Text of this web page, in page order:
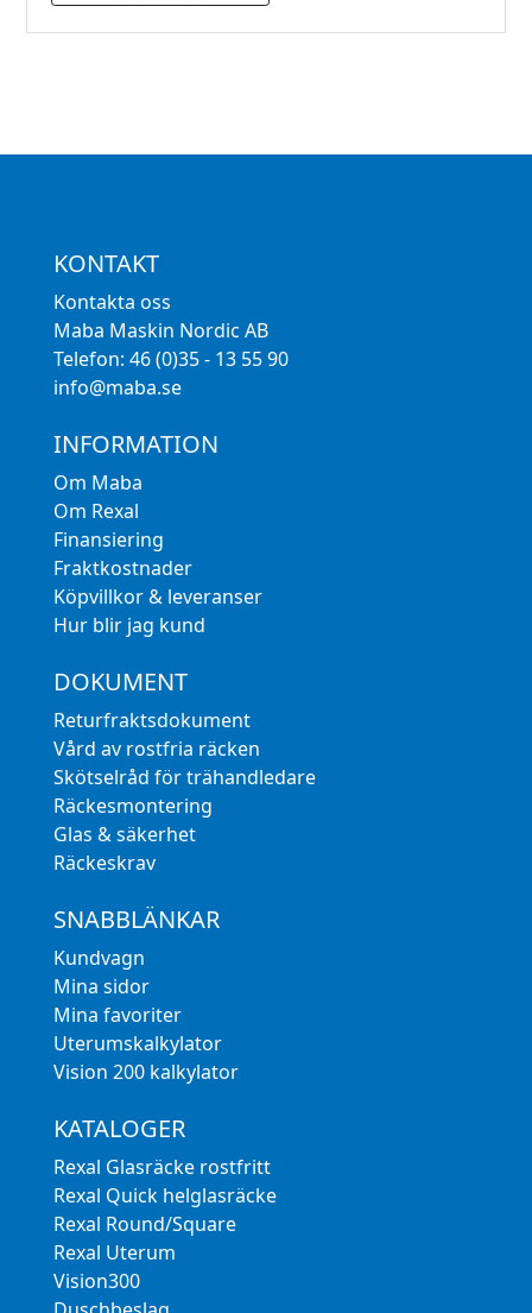
KONTAKT
Kontakta oss
Maba Maskin Nordic AB
Telefon: 46 (0)35 - 13 55 90
info@maba.se
INFORMATION
Om Maba
Om Rexal
Finansiering
Fraktkostnader
Köpvillkor & leveranser
Hur blir jag kund
DOKUMENT
Returfraktsdokument
Vård av rostfria räcken
Skötselråd för trähandledare
Räckesmontering
Glas & säkerhet
Räckeskrav
SNABBLÄNKAR
Kundvagn
Mina sidor
Mina favoriter
Uterumskalkylator
Vision 200 kalkylator
KATALOGER
Rexal Glasräcke rostfritt
Rexal Quick helglasräcke
Rexal Round/Square
Rexal Uterum
Vision300